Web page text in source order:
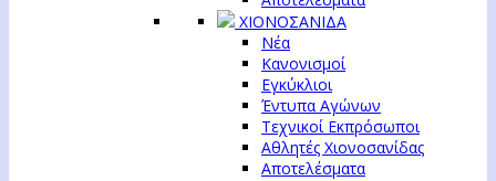
ΧΙΟΝΟΣΑΝΙΔΑ
Νέα
Κανονισμοί
Εγκύκλιοι
Έντυπα Αγώνων
Τεχνικοί Εκπρόσωποι
Αθλητές Χιονοσανίδας
Αποτελέσματα